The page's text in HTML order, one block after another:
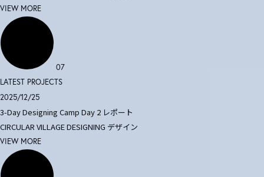
VIEW MORE
07
LATEST PROJECTS
2025/12/25
3-Day Designing Camp Day 2 レポート
CIRCULAR VILLAGE DESIGNING デザイン
VIEW MORE